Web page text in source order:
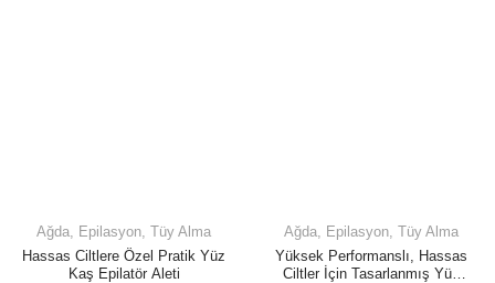
Ağda, Epilasyon, Tüy Alma
Hassas Ciltlere Özel Pratik Yüz
Kaş Epilatör Aleti
Ağda, Epilasyon, Tüy Alma
Yüksek Performanslı, Hassas
Ciltler İçin Tasarlanmış Yüz